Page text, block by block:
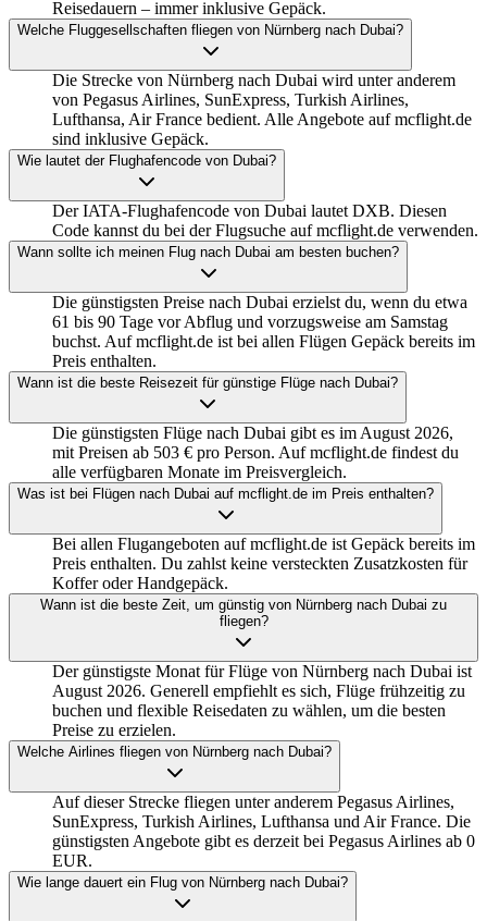
Reisedauern – immer inklusive Gepäck.
Welche Fluggesellschaften fliegen von Nürnberg nach Dubai?
Die Strecke von Nürnberg nach Dubai wird unter anderem
von Pegasus Airlines, SunExpress, Turkish Airlines,
Lufthansa, Air France bedient. Alle Angebote auf mcflight.de
sind inklusive Gepäck.
Wie lautet der Flughafencode von Dubai?
Der IATA-Flughafencode von Dubai lautet DXB. Diesen
Code kannst du bei der Flugsuche auf mcflight.de verwenden.
Wann sollte ich meinen Flug nach Dubai am besten buchen?
Die günstigsten Preise nach Dubai erzielst du, wenn du etwa
61 bis 90 Tage vor Abflug und vorzugsweise am Samstag
buchst. Auf mcflight.de ist bei allen Flügen Gepäck bereits im
Preis enthalten.
Wann ist die beste Reisezeit für günstige Flüge nach Dubai?
Die günstigsten Flüge nach Dubai gibt es im August 2026,
mit Preisen ab 503 € pro Person. Auf mcflight.de findest du
alle verfügbaren Monate im Preisvergleich.
Was ist bei Flügen nach Dubai auf mcflight.de im Preis enthalten?
Bei allen Flugangeboten auf mcflight.de ist Gepäck bereits im
Preis enthalten. Du zahlst keine versteckten Zusatzkosten für
Koffer oder Handgepäck.
Wann ist die beste Zeit, um günstig von Nürnberg nach Dubai zu
fliegen?
Der günstigste Monat für Flüge von Nürnberg nach Dubai ist
August 2026. Generell empfiehlt es sich, Flüge frühzeitig zu
buchen und flexible Reisedaten zu wählen, um die besten
Preise zu erzielen.
Welche Airlines fliegen von Nürnberg nach Dubai?
Auf dieser Strecke fliegen unter anderem Pegasus Airlines,
SunExpress, Turkish Airlines, Lufthansa und Air France. Die
günstigsten Angebote gibt es derzeit bei Pegasus Airlines ab 0
EUR.
Wie lange dauert ein Flug von Nürnberg nach Dubai?